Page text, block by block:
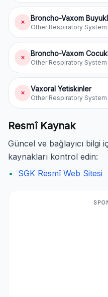
✗ Broncho-Vaxom
Other Respiratory
✗ Broncho-Vaxom
Other Respiratory
✗ Vaxoral Yetiskinler
Other Respiratory
Resmî Kaynak
Güncel ve bağlayıcı bilgi
kaynakları kontrol edin:
SGK Resmî Web Sitesi